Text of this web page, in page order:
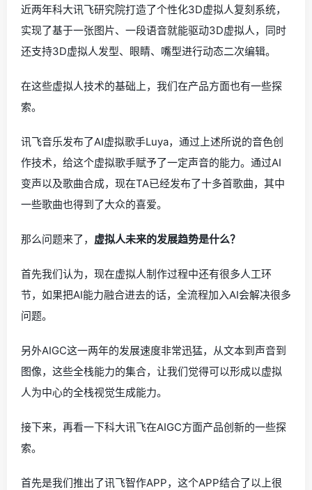
近两年科大讯飞研究院打造了个性化3D虚拟人复刻系统，
实现了基于一张图片、一段语音就能驱动3D虚拟人，同时
还支持3D虚拟人发型、眼睛、嘴型进行动态二次编辑。
在这些虚拟人技术的基础上，我们在产品方面也有一些探
索。
讯飞音乐发布了AI虚拟歌手Luya，通过上述所说的音色创
作技术，给这个虚拟歌手赋予了一定声音的能力。通过AI
变声以及歌曲合成，现在TA已经发布了十多首歌曲，其中
一些歌曲也得到了大众的喜爱。
那么问题来了， 虚拟人未来的发展趋势是什么？
首先我们认为，现在虚拟人制作过程中还有很多人工环
节，如果把AI能力融合进去的话，全流程加入AI会解决很多
问题。
另外AIGC这一两年的发展速度非常迅猛，从文本到声音到
图像，这些全栈能力的集合，让我们觉得可以形成以虚拟
人为中心的全栈视觉生成能力。
接下来，再看一下科大讯飞在AIGC方面产品创新的一些探
索。
首先是我们推出了讯飞智作APP，这个APP结合了以上很